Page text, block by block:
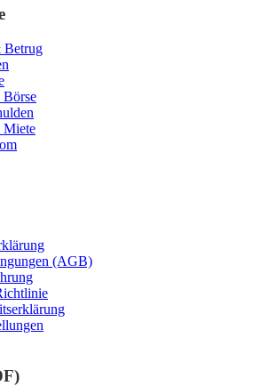
Betrug
Börse
(AGB)